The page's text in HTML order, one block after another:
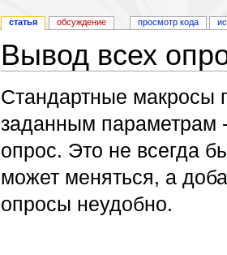
Вывод всех
Стандартные макросы
заданным параметрам
опрос. Это не всегда
может меняться, а
опросы неудобно.
статья обсуждение просмотр кода